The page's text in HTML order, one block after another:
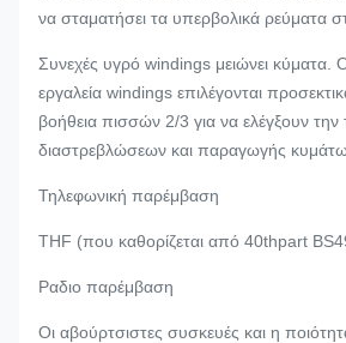
να σταματήσει τα υπερβολικά ρεύματα
Συνεχές υγρό windings μειώνει κύματα.
εργαλεία windings επιλέγονται
βοήθεια πισσών 2/3 για να ελέγξουν την
διαστρεβλώσεων και παραγωγής
Τηλεφωνική παρέμβαση
THF (που καθορίζεται από 40thpart
Ραδιο παρέμβαση
Οι αβούρτσιστες συσκευές και η